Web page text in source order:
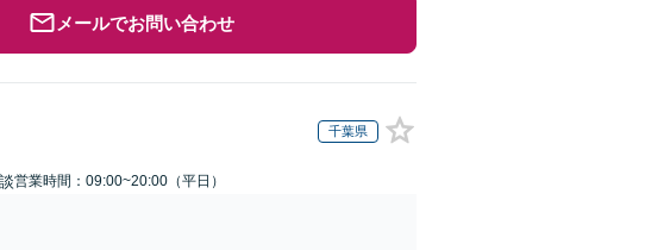
メールでお問い合わせ
千葉県
営業時間：09:00~20:00（平日）